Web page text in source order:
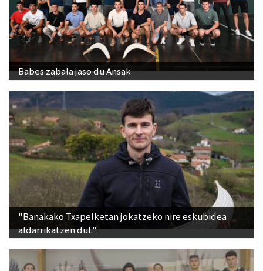
Babes zabala jaso du Ansak
"Banakako Txapelketan jokatzeko nire eskubidea
aldarrikatzen dut"